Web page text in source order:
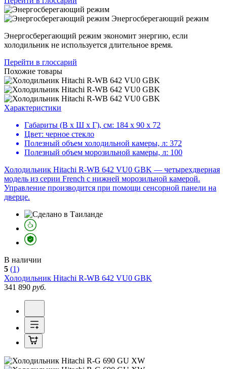
Энергосберегающий режим
Энергосберегающий режим экономит энергию, если
холодильник не используется длительное время.
Перейти в глоссарий
Похожие товары
Характеристики
Габариты (В х Ш х Г), см: 184 х 90 х 72
Цвет: черное стекло
Полезный объем холодильной камеры, л: 372
Полезный объем морозильной камеры, л: 100
Холодильник Hitachi R-WB 642 VU0 GBK — четырехдверная
модель из серии French с нижней морозильной камерой.
Управление производится при помощи сенсорной панели на
дверце.
В наличии
5 (1)
Холодильник Hitachi R-WB 642 VU0 GBK
341 890 руб.